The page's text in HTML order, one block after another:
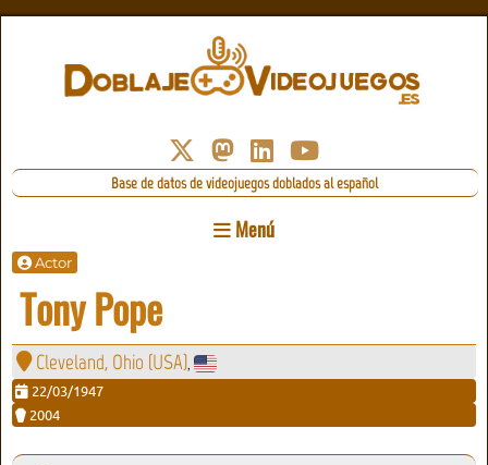
Base de datos de videojuegos doblados al español
Menú
Actor
Tony Pope
Cleveland, Ohio (USA),
22/03/1947
2004